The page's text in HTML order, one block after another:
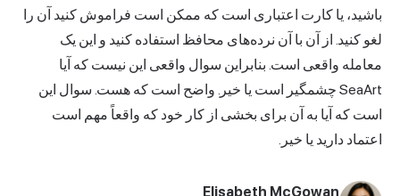
باشید، یا کارت اعتباری است که ممکن است فراموش کنید آن را
لغو کنید. از آن با آن نرده‌های محافظ استفاده کنید و این یک
معامله واقعی است. بنابراین سوال واقعی این نیست که آیا
SeaArt چشمگیر است یا خیر. واضح است که هست. سوال این
است که آیا به آن برای بخشی از کار خود که واقعاً مهم است
اعتماد دارید یا خیر.
Elisabeth McGowan